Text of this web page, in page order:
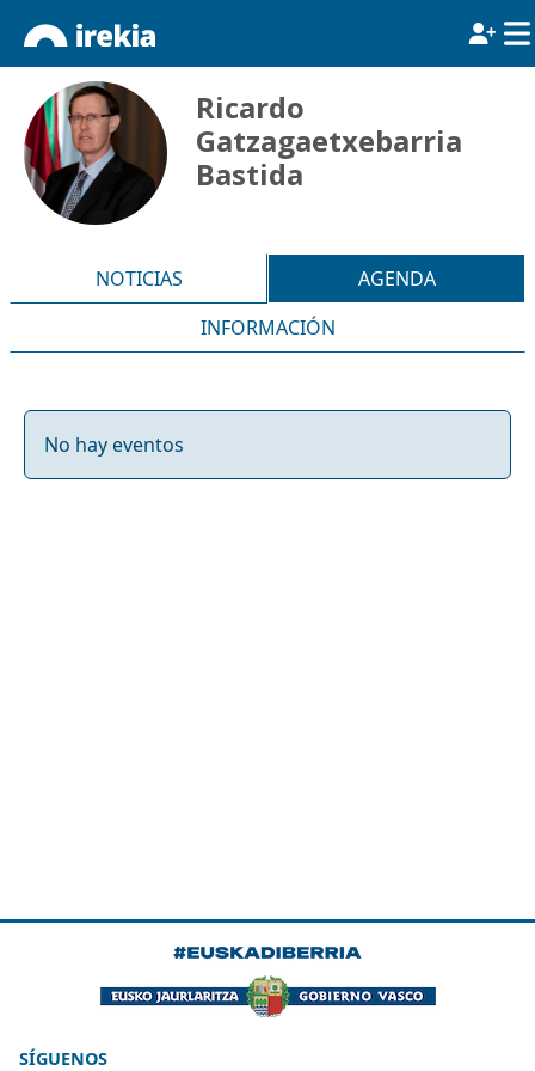
Ricardo
Gatzagaetxebarria
Bastida
NOTICIAS
AGENDA
INFORMACIÓN
No hay eventos
SÍGUENOS